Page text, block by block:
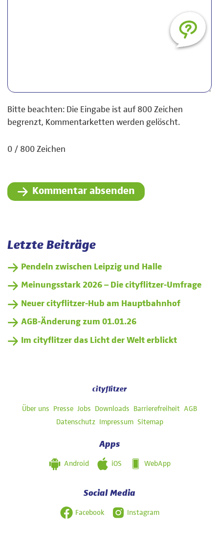
Bitte beachten: Die Eingabe ist auf 800 Zeichen
begrenzt, Kommentarketten werden gelöscht.
0 / 800 Zeichen
Kommentar absenden
Letzte Beiträge
Pendeln zwischen Leipzig und Halle
Meinungsstark 2026 – Die cityflitzer-Umfrage
Neuer cityflitzer-Hub am Hauptbahnhof
AGB-Änderung zum 01.01.26
Im cityflitzer das Licht der Welt erblickt
cityflitzer
Navigation
überspringen
Über uns Presse Jobs Downloads Barrierefreiheit AGB
Datenschutz
Impressum Sitemap
Apps
Android iOS WebApp
Social Media
Facebook Instagram